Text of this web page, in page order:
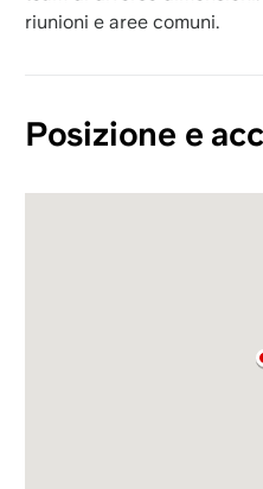
riunioni e aree comuni.
Posizione e